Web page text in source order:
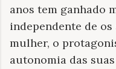
anos tem ganhado
independente de
mulher, o
autonomia das